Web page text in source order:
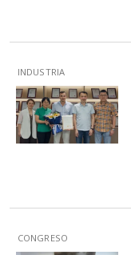
INDUSTRIA
CONGRESO